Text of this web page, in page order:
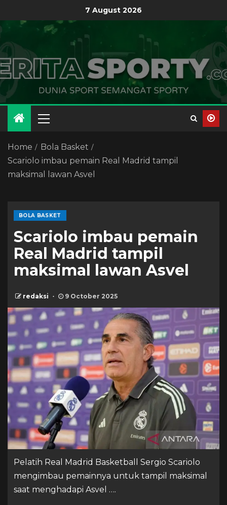
7 August 2026
Home
Bola Basket
Scariolo imbau pemain Real Madrid tampil
maksimal lawan Asvel
BOLA BASKET
Scariolo imbau pemain
Real Madrid tampil
maksimal lawan Asvel
redaksi 9 October 2025
Pelatih Real Madrid Basketball Sergio Scariolo
mengimbau pemainnya untuk tampil maksimal
saat menghadapi Asvel ….